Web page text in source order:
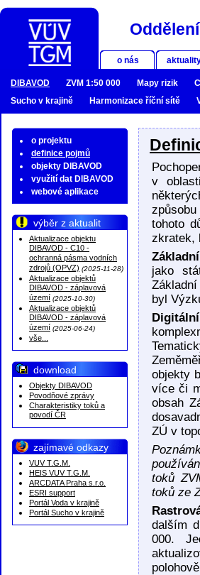
o nás
DIBAVOD ZVM 1:50 000 Mapy rizik
Sucho v krajině
Harmonizace říční sítě
o projektu
definice pojmů
objekty DIBAVOD
využití dat DIBAVOD
webové aplikace
výběr z aktualit
Aktualizace objektu
DIBAVOD - C10 -
ochranná pásma vodních
zdrojů (OPVZ) (2025-11-28)
Aktualizace objektů
DIBAVOD - záplavová
území (2025-10-30)
Aktualizace objektů
DIBAVOD - záplavová
území (2025-06-24)
vše...
download
Objekty DIBAVOD
Povodňové zprávy
Charakteristiky toků a
povodí ČR
zajímavé odkazy
VUV T.G.M.
HEIS VUV T.G.M.
ARCDATA Praha s.r.o.
ESRI support
Portál Voda v krajině
Portál Sucho v krajině
v
tohoto
zkratek,
jako
byl
objekty
více či
obsah
ZÚ v
toků
toků ze
dalším
000.